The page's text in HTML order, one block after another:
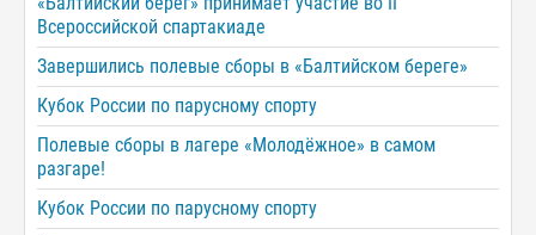
Всероссийской спартакиаде
Завершились полевые сборы в «Балтийском береге»
Кубок России по парусному спорту
Полевые сборы в лагере «Молодёжное» в самом
разгаре!
Кубок России по парусному спорту